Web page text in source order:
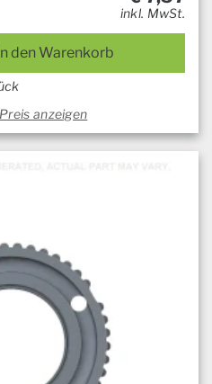
inkl. MwSt.
In den Warenkorb
anzeigen